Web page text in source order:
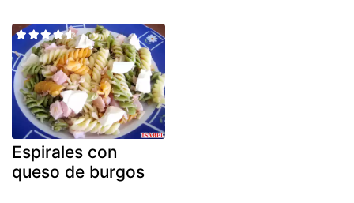
Espirales con
queso de burgos